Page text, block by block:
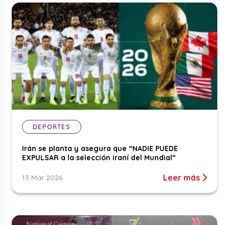
DEPORTES
Irán se planta y asegura que “NADIE PUEDE
EXPULSAR a la selección iraní del Mundial”
13 Mar 2026 Leer más